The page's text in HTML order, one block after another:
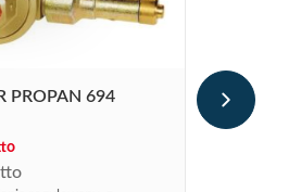
PROPAN 694
REF.
FOLII